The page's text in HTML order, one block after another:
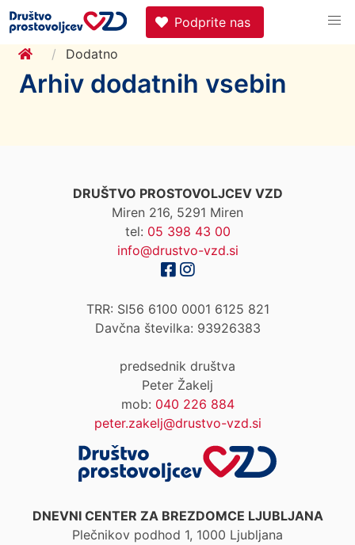
Podprite nas
Dodatno
Arhiv dodatnih vsebin
DRUŠTVO PROSTOVOLJCEV VZD
Miren 216, 5291 Miren
tel: 05 398 43 00
info@drustvo-vzd.si
TRR: SI56 6100 0001 6125 821
Davčna številka: 93926383
predsednik društva
Peter Žakelj
mob: 040 226 884
peter.zakelj@drustvo-vzd.si
DNEVNI CENTER ZA BREZDOMCE LJUBLJANA
Plečnikov podhod 1, 1000 Ljubljana